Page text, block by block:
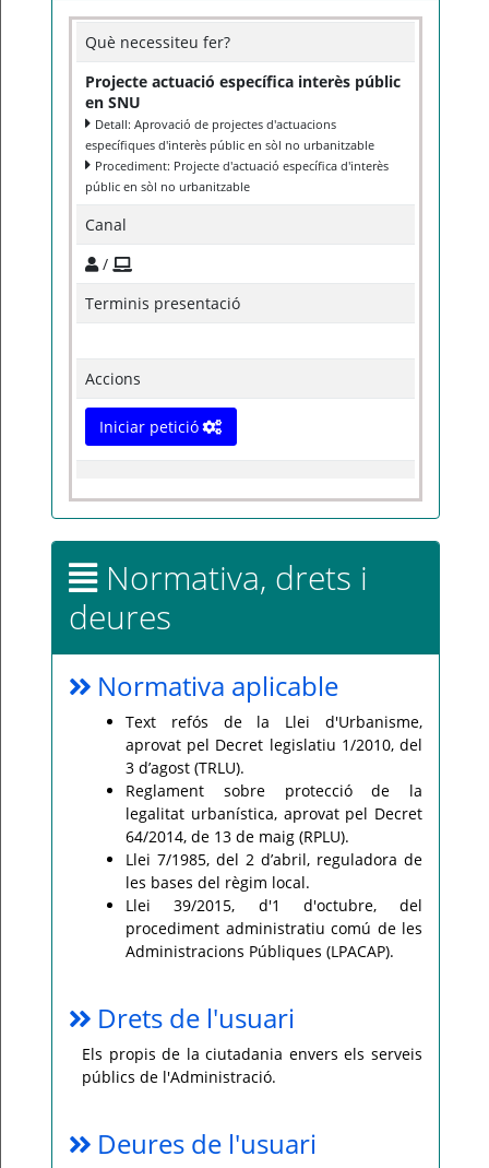
Què necessiteu fer?
Projecte actuació específica interès públic
en SNU
Detall: Aprovació de projectes d'actuacions
específiques d'interès públic en sòl no urbanitzable
Procediment: Projecte d'actuació específica d'interès
públic en sòl no urbanitzable
Canal
/
Terminis presentació
Accions
Iniciar petició
Normativa, drets i
deures
Normativa aplicable
Text refós de la Llei d'Urbanisme,
aprovat pel Decret legislatiu 1/2010, del
3 d’agost (TRLU).
Reglament sobre protecció de la
legalitat urbanística, aprovat pel Decret
64/2014, de 13 de maig (RPLU).
Llei 7/1985, del 2 d’abril, reguladora de
les bases del règim local.
Llei 39/2015, d'1 d'octubre, del
procediment administratiu comú de les
Administracions Públiques (LPACAP).
Drets de l'usuari
Els propis de la ciutadania envers els serveis
públics de l'Administració.
Deures de l'usuari